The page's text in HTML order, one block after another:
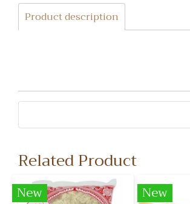
Product description
Related Product
New New